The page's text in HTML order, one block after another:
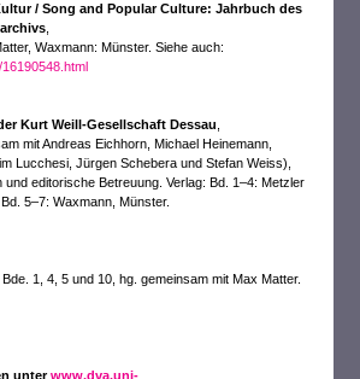
/ Song and Popular Culture: Jahrbuch des
Waxmann: Münster. Siehe auch:
Kurt Weill-Gesellschaft Dessau
mit Andreas Eichhorn, Michael Heinemann,
Lucchesi, Jürgen Schebera und Stefan Weiss),
und editorische Betreuung. Verlag: Bd. 1–4: Metzler
5–7: Waxmann, Münster.
1, 4, 5 und 10, hg. gemeinsam mit Max Matter.
unterwww.dva.uni-